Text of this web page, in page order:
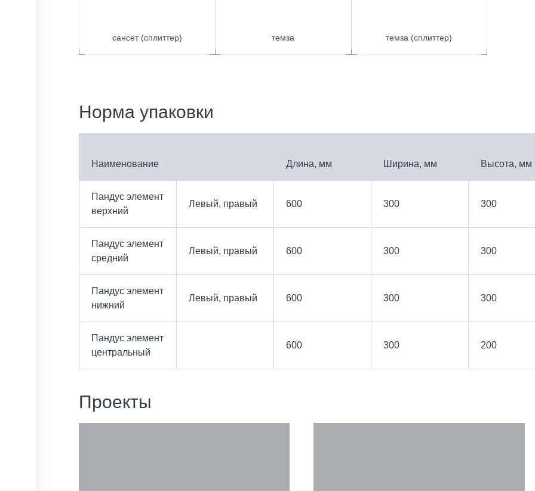
сансет (сплиттер) темза темза (сплиттер)
Норма упаковки
Наименование Длина, мм Ширина, мм Высота, мм
Пандус элемент
верхний
Левый, правый 600 300 300
Пандус элемент
средний
Левый, правый 600 300 300
Пандус элемент
нижний
Левый, правый 600 300 300
Пандус элемент
центральный
600 300 200
Проекты